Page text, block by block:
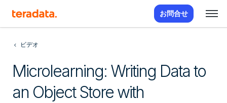
お問合せ
ビデオ
Microlearning: Writing Data to
an Object Store with